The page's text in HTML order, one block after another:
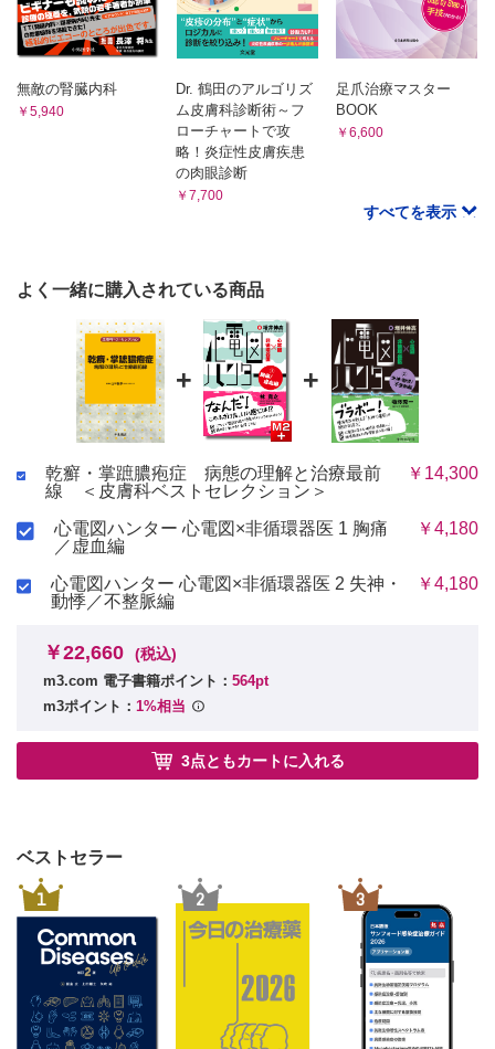
6 乾癬性関節炎の治療
7 乾癬性関節炎の併存症
Column 胸肋鎖関節炎と乾癬性関節炎
1 膿疱性乾癬の臨床分類
Column GPP とAGEP の鑑別
2 膿疱性乾癬の疫学
Column 疱疹状膿痂疹（乾癬と妊娠）
4 膿疱性乾癬の治療
6章 掌蹠膿疱症
1 掌蹠膿疱症の疫学
2 掌蹠膿疱症の臨床
3 掌蹠膿疱症の病態
4 金属アレルギー
5 口腔のマイクロバイオーム
6 皮膚のマイクロバイオーム
7 掌蹠膿疱症の病理組織
9 掌蹠膿疱症の併存症―とくに骨関節炎
Column 慢性再発性多発性骨髄炎（CRMO）とSAPHO 症候群
Column 小児の掌蹠膿疱症，掌蹠膿疱症性骨関節炎
11 掌蹠膿疱症の治療方針
12 掌蹠膿疱症の病巣感染ー扁桃
13 掌蹠膿疱症の病巣感染ー歯性感染症
7章 評価法/ 尺度
4 QOLの評価法
索引
無敵の腎臓内科
￥5,940
Dr. 鶴田のアルゴリズ
ム皮膚科診断術～フ
ローチャートで攻
略！炎症性皮膚疾患
の肉眼診断
￥7,700
足爪治療マスター
BOOK
￥6,600
すべてを表示
よく一緒に購入されている商品
+ +
乾癬・掌蹠膿疱症 病態の理解と治療最前
線 ＜皮膚科ベストセレクション＞
￥14,300
心電図ハンター 心電図×非循環器医 1 胸痛
／虚血編
￥4,180
心電図ハンター 心電図×非循環器医 2 失神・
動悸／不整脈編
￥4,180
￥22,660 (税込)
m3.com 電子書籍ポイント： 564pt
m3ポイント： 1%相当
3点ともカートに入れる
ベストセラー
1 2 3